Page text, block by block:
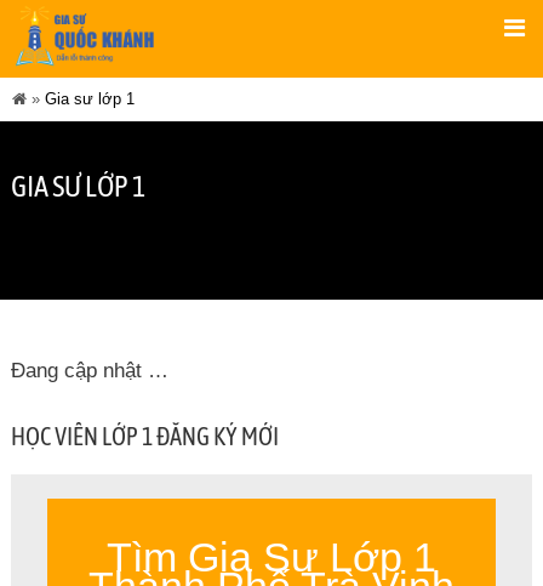
» Gia sư lớp 1
GIA SƯ LỚP 1
Đang cập nhật …
HỌC VIÊN LỚP 1 ĐĂNG KÝ MỚI
Tìm Gia Sư Lớp 1